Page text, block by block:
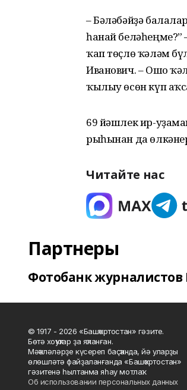
– Бәләбәйҙә
һанай
ҡап төҫлө ҡәләм
Иванович. – Ошо
ҡылыу өсөн күп
69 йәшлек ир-
рыһынан да
Читайте нас
Партнеры
Фотобанк журналистов
© 1917 - 2026 «Башҡортостан» гәзите.
Бөтә хоҡуҡтар ҙа яҡланған.
Мәҡәләләрҙе күсереп баҫҡанда, йә уларҙы
өлөшләтә файҙаланғанда «Башҡортостан»
гәзитенә һылтанма яһау мотлаҡ.
Об использовании персональных данных